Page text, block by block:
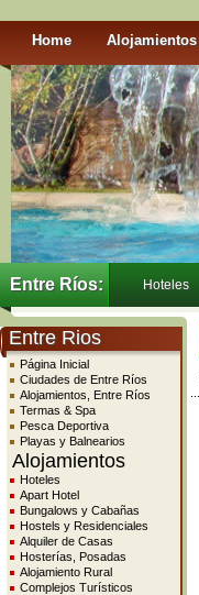
Home Alojamientos
Entre Ríos: Hoteles
Entre Rios
Página Inicial
Ciudades de Entre Ríos
Alojamientos, Entre Ríos
Termas & Spa
Pesca Deportiva
Playas y Balnearios
Alojamientos
Hoteles
Apart Hotel
Bungalows y Cabañas
Hostels y Residenciales
Alquiler de Casas
Hosterías, Posadas
Alojamiento Rural
Complejos Turísticos